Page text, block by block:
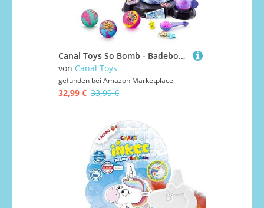
Canal Toys So Bomb - Badebomben zum selber machen für Kinder - Badekugel Geschenkset- Badezusatz für Kinder, 1 Stück (1er Pack)
von Canal Toys
gefunden bei Amazon Marketplace
32,99 € 33,99 €